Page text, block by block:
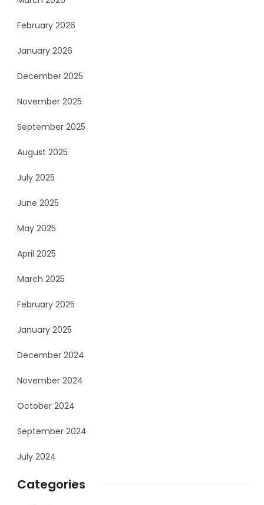
February 2026
January 2026
December 2025
November 2025
September 2025
August 2025
July 2025
June 2025
May 2025
April 2025
March 2025
February 2025
January 2025
December 2024
November 2024
October 2024
September 2024
July 2024
Categories